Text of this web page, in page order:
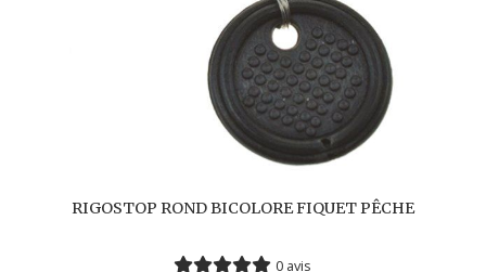
RIGOSTOP ROND BICOLORE FIQUET PÊCHE
0 avis